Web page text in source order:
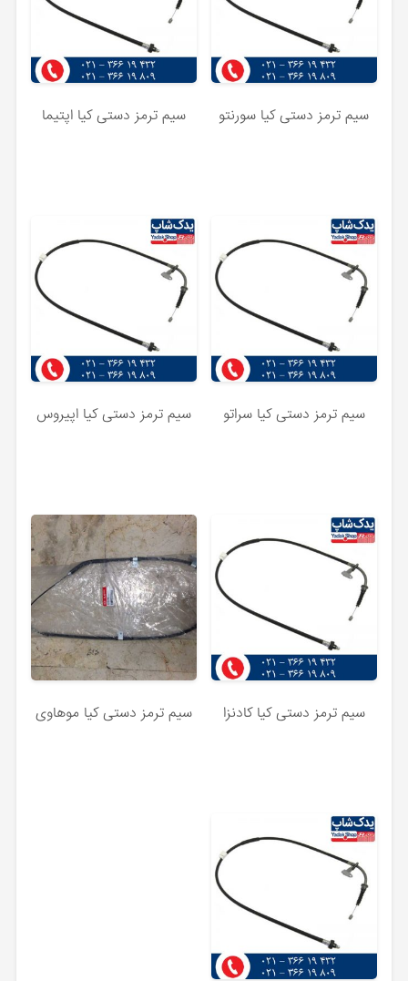
سیم ترمز دستی کیا سورنتو سیم ترمز دستی کیا اپتیما
سیم ترمز دستی کیا سراتو سیم ترمز دستی کیا اپیروس
سیم ترمز دستی کیا کادنزا سیم ترمز دستی کیا موهاوی